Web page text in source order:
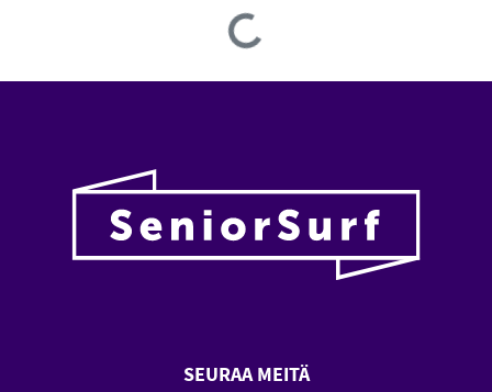
Loading...
SEURAA MEITÄ